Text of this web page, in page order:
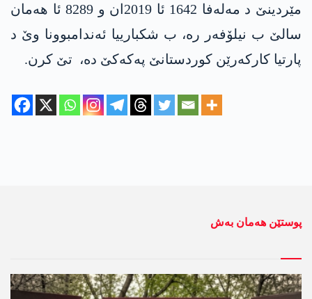
مێردینێ د مه‌له‌فا 1642 ئا 2019ان و 8289 ئا هه‌مان
سالێ ب نیلۆفه‌ر ره‌، ب شکبارییا ئەندامبوونا وێ د
پارتیا کارکەرێن کوردستانێ پەکەکێ ده‌، تێ کرن.
پوستێن ھەمان بەش